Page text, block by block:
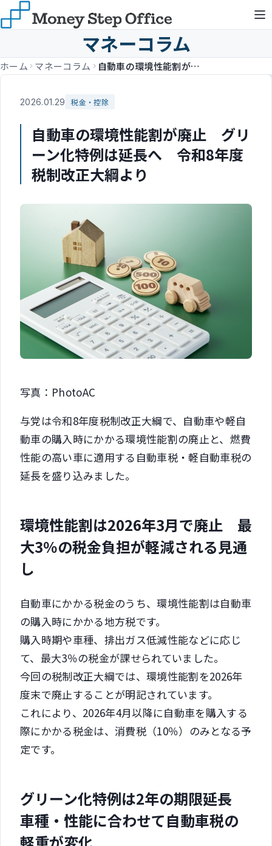
マネーコラム
ホーム マネーコラム 自動車の環境性能割が廃止 グリーン化特例は延長へ 令和8年度税制改正大綱より
2026.01.29 税金・控除
自動車の環境性能割が廃止 グリ
ーン化特例は延長へ 令和8年度
税制改正大綱より
写真：PhotoAC
与党は令和8年度税制改正大綱で、自動車や軽自
動車の購入時にかかる環境性能割の廃止と、燃費
性能の高い車に適用する自動車税・軽自動車税の
延長を盛り込みました。
環境性能割は2026年3月で廃止 最
大3％の税金負担が軽減される見通
し
自動車にかかる税金のうち、環境性能割は自動車
の購入時にかかる地方税です。
購入時期や車種、排出ガス低減性能などに応じ
て、最大3％の税金が課せられていました。
今回の税制改正大綱では、環境性能割を2026年
度末で廃止することが明記されています。
これにより、2026年4月以降に自動車を購入する
際にかかる税金は、消費税（10％）のみとなる予
定です。
グリーン化特例は2年の期限延長
車種・性能に合わせて自動車税の